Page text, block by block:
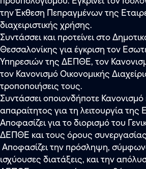
την Έκθεση Πεπραγμένων της
διαχειριστικής χρήσης.
Συντάσσει και προτείνει στο
Θεσσαλονίκης για έγκριση τον
Υπηρεσιών της ΔΕΠΘΕ, τον
τον Κανονισμό Οικονομικής
τροποποιήσεις τους.
Συντάσσει οποιονδήποτε Κανονισμό
απαραίτητος για τη λειτουργία της
Αποφασίζει για το διορισμό του
ΔΕΠΘΕ και τους όρους
Αποφασίζει την πρόσληψη,
ισχύουσες διατάξεις, και την